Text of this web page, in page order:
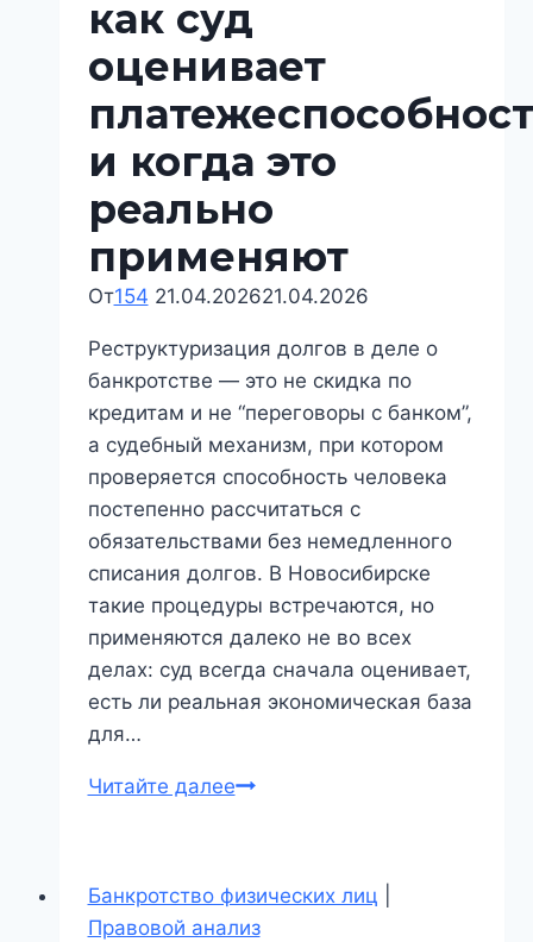
как суд
оценивает
и когда это
реально
применяют
От154 21.04.202621.04.2026
Реструктуризация долгов в деле о
банкротстве — это не скидка по
кредитам и не “переговоры с банком”,
а судебный механизм, при котором
проверяется способность человека
постепенно рассчитаться с
обязательствами без немедленного
списания долгов. В Новосибирске
такие процедуры встречаются, но
применяются далеко не во всех
делах: суд всегда сначала оценивает,
есть ли реальная экономическая база
для…
Читайте далееРеструктуризация
Банкротство физических лиц
Правовой анализ